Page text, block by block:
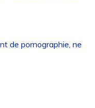
de pornographie, ne